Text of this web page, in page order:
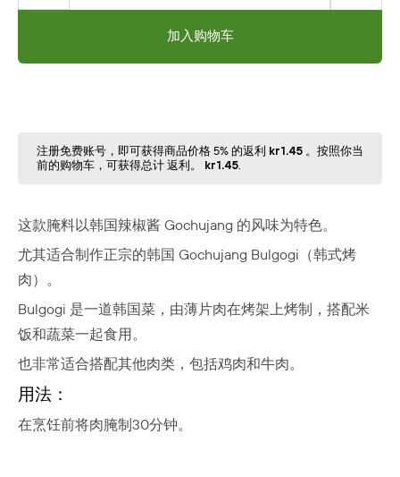
注册免费账号，即可获得商品价格 5% 的返利 kr1.45 。按照你当
前的购物⻋，可获得总计 返利。 kr1.45.
这款腌料以韩国辣椒酱 Gochujang 的风味为特色。
尤其适合制作正宗的韩国 Gochujang Bulgogi（韩式烤
肉）。
Bulgogi 是一道韩国菜，由薄片肉在烤架上烤制，搭配米
饭和蔬菜一起食用。
也非常适合搭配其他肉类，包括鸡肉和牛肉。
用法：
在烹饪前将肉腌制30分钟。
加入购物车